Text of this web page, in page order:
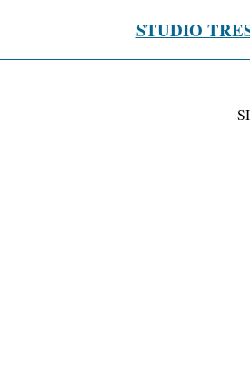
STUDIO